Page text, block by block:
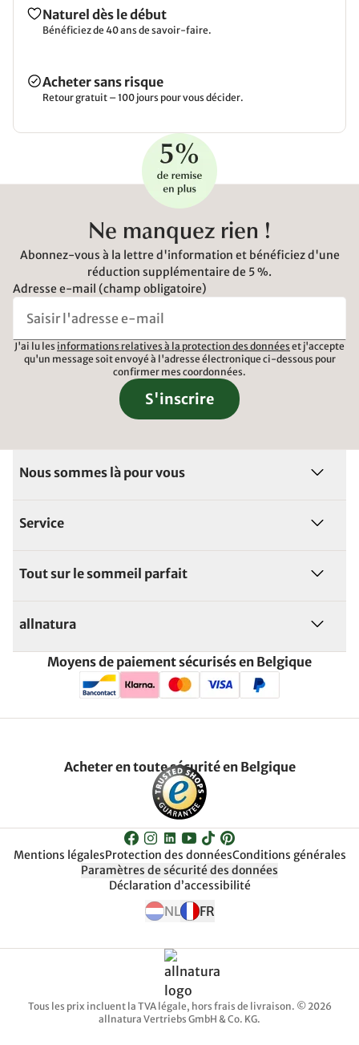
Naturel dès le début
Bénéficiez de 40 ans de savoir-faire.
Acheter sans risque
Retour gratuit – 100 jours pour vous décider.
Ne manquez rien !
Abonnez-vous à la lettre d'information et bénéficiez d'une
réduction supplémentaire de 5 %.
Adresse e-mail (champ obligatoire)
J'ai lu les informations relatives à la protection des données et j'accepte
qu'un message soit envoyé à l'adresse électronique ci-dessous pour
confirmer mes coordonnées.
S'inscrire
Nous sommes là pour vous
Service
Tout sur le sommeil parfait
allnatura
Moyens de paiement sécurisés en Belgique
Acheter en toute sécurité en Belgique
Mentions légalesProtection des donnéesConditions générales
Paramètres de sécurité des données
Déclaration d’accessibilité
NL FR
Tous les prix incluent la TVA légale, hors frais de livraison. © 2026
allnatura Vertriebs GmbH & Co. KG.